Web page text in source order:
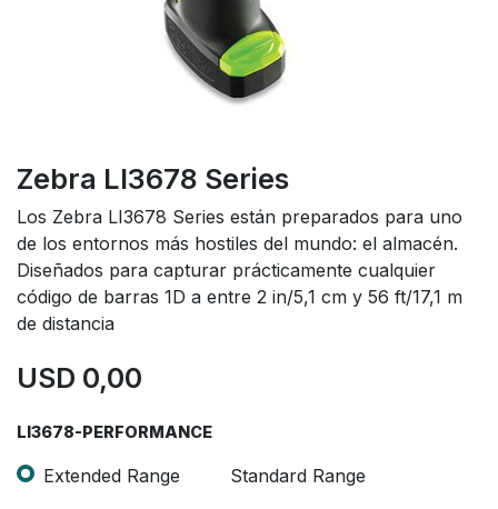
Zebra LI3678 Series
Los Zebra LI3678 Series están preparados para uno
de los entornos más hostiles del mundo: el almacén.
Diseñados para capturar prácticamente cualquier
código de barras 1D a entre 2 in/5,1 cm y 56 ft/17,1 m
de distancia
USD 0,00
LI3678-PERFORMANCE
Extended Range Standard Range